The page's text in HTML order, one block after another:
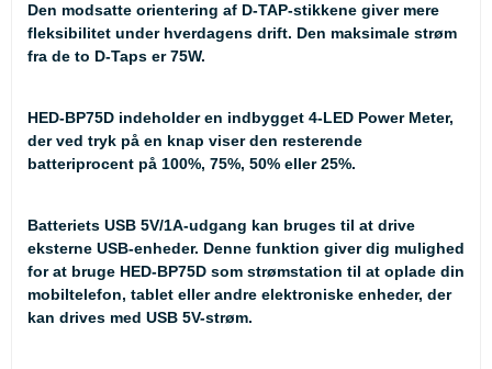
Den modsatte orientering af D-TAP-stikkene giver mere
fleksibilitet under hverdagens drift. Den maksimale strøm
fra de to D-Taps er 75W.
HED-BP75D indeholder en indbygget 4-LED Power Meter,
der ved tryk på en knap viser den resterende
batteriprocent på 100%, 75%, 50% eller 25%.
Batteriets USB 5V/1A-udgang kan bruges til at drive
eksterne USB-enheder. Denne funktion giver dig mulighed
for at bruge HED-BP75D som strømstation til at oplade din
mobiltelefon, tablet eller andre elektroniske enheder, der
kan drives med USB 5V-strøm.